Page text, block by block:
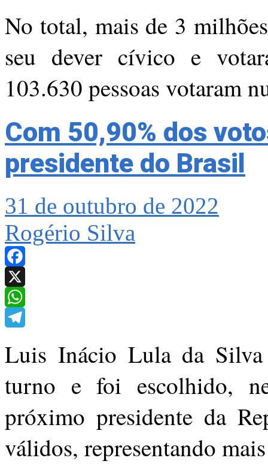
No total, mais de 3
seu dever cívico e
103.630 pessoas votaram
Com 50,90% dos
presidente do Brasil
31 de outubro de 2022
Rogério Silva
Facebook
X
WhatsApp
Luis Inácio Lula da Silva
turno e foi escolhido,
próximo presidente da
válidos, representando